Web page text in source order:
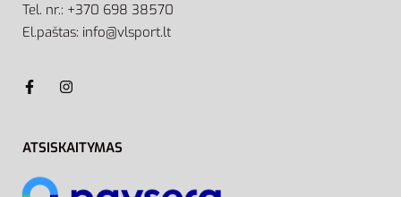
Tel. nr.: +370 698 38570
El.paštas: info@vlsport.lt
ATSISKAITYMAS